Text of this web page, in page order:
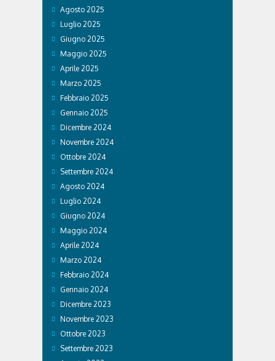
Agosto 2025
Luglio 2025
Giugno 2025
Maggio 2025
Aprile 2025
Marzo 2025
Febbraio 2025
Gennaio 2025
Dicembre 2024
Novembre 2024
Ottobre 2024
Settembre 2024
Agosto 2024
Luglio 2024
Giugno 2024
Maggio 2024
Aprile 2024
Marzo 2024
Febbraio 2024
Gennaio 2024
Dicembre 2023
Novembre 2023
Ottobre 2023
Settembre 2023